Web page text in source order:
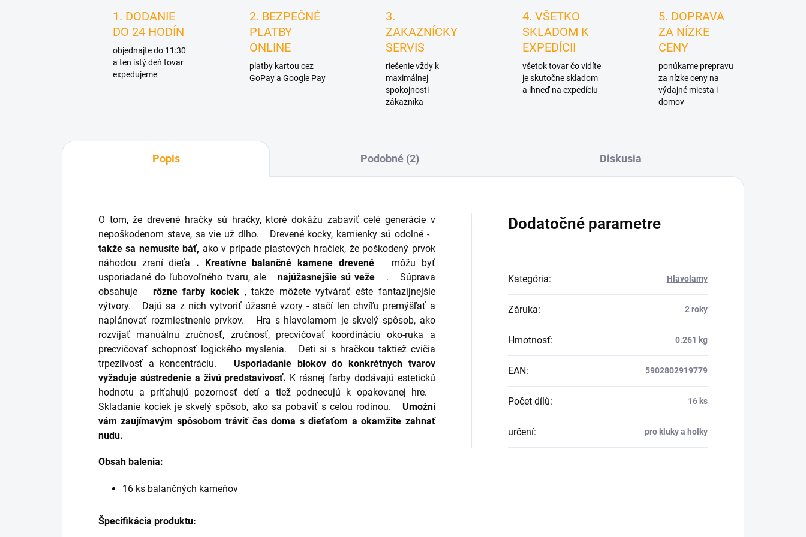
1. DODANIE
DO 24 HODÍN
objednajte do 11:30
a ten istý deň tovar
expedujeme
2. BEZPEČNÉ
PLATBY
ONLINE
platby kartou cez
GoPay a Google Pay
3.
ZAKAZNÍCKY
SERVIS
riešenie vždy k
maximálnej
spokojnosti
zákazníka
4. VŠETKO
SKLADOM K
EXPEDÍCII
všetok tovar čo vidíte
je skutočne skladom
a ihneď na expedíciu
5. DOPRAVA
ZA NÍZKE
CENY
ponúkame prepravu
za nízke ceny na
výdajné miesta i
domov
Popis Podobné (2) Diskusia
O tom, že drevené hračky sú hračky, ktoré dokážu zabaviť celé generácie v
nepoškodenom stave, sa vie už dlho.
Drevené kocky, kamienky sú odolné -
takže sa nemusíte báť, ako v prípade plastových hračiek, že poškodený prvok
náhodou zraní dieťa . Kreatívne balančné kamene drevené
môžu byť
usporiadané do ľubovoľného tvaru, ale
najúžasnejšie sú veže .
Súprava
obsahuje
rôzne farby kociek , takže môžete vytvárať ešte fantazijnejšie
výtvory.
Dajú sa z nich vytvoriť úžasné vzory - stačí len chvíľu premýšľať a
naplánovať rozmiestnenie prvkov.
Hra s hlavolamom je skvelý spôsob, ako
rozvíjať manuálnu zručnosť, zručnosť, precvičovať koordináciu oko-ruka a
precvičovať schopnosť logického myslenia.
Deti si s hračkou taktiež cvičia
trpezlivosť a koncentráciu.
Usporiadanie blokov do konkrétnych tvarov
vyžaduje sústredenie a živú predstavivosť. K rásnej farby dodávajú estetickú
hodnotu a priťahujú pozornosť detí a tiež podnecujú k opakovanej hre.
Skladanie kociek je skvelý spôsob, ako sa pobaviť s celou rodinou.
Umožní
vám zaujímavým spôsobom tráviť čas doma s dieťaťom a okamžite zahnať
nudu.
Obsah balenia:
16 ks balančných kameňov
Špecifikácia produktu:
Dodatočné parametre
Kategória: Hlavolamy
Záruka: 2 roky
Hmotnosť: 0.261 kg
EAN: 5902802919779
Počet dílů: 16 ks
určení: pro kluky a holky